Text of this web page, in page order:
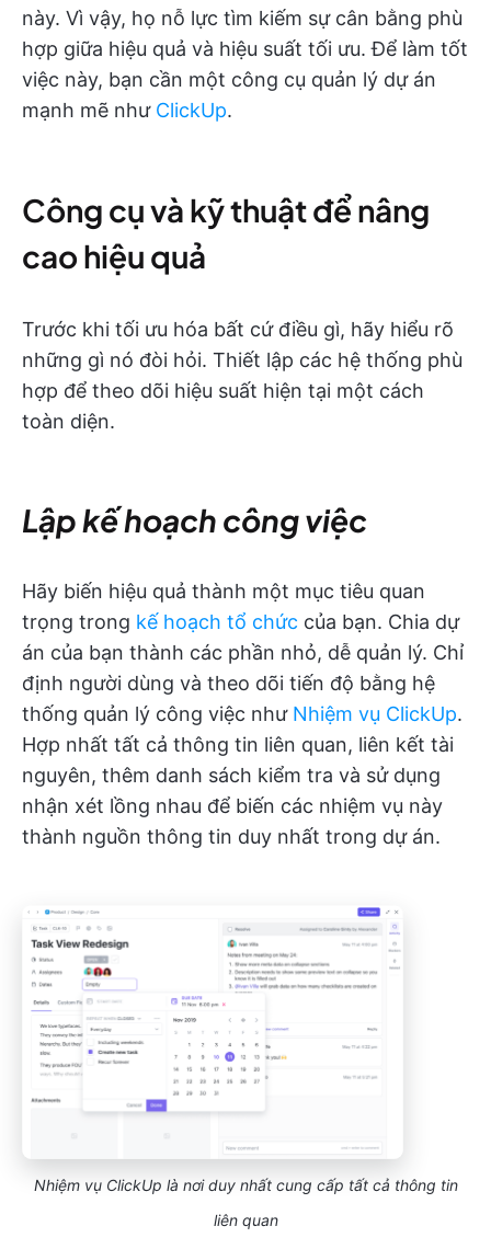
này. Vì vậy, họ nỗ lực tìm kiếm sự cân bằng phù
hợp giữa hiệu quả và hiệu suất tối ưu. Để làm tốt
việc này, bạn cần một công cụ quản lý dự án
mạnh mẽ như ClickUp.
Công cụ và kỹ thuật để nâng
cao hiệu quả
Trước khi tối ưu hóa bất cứ điều gì, hãy hiểu rõ
những gì nó đòi hỏi. Thiết lập các hệ thống phù
hợp để theo dõi hiệu suất hiện tại một cách
toàn diện.
Lập kế hoạch công việc
Hãy biến hiệu quả thành một mục tiêu quan
trọng trong kế hoạch tổ chức của bạn. Chia dự
án của bạn thành các phần nhỏ, dễ quản lý. Chỉ
định người dùng và theo dõi tiến độ bằng hệ
thống quản lý công việc như Nhiệm vụ ClickUp.
Hợp nhất tất cả thông tin liên quan, liên kết tài
nguyên, thêm danh sách kiểm tra và sử dụng
nhận xét lồng nhau để biến các nhiệm vụ này
thành nguồn thông tin duy nhất trong dự án.
Nhiệm vụ ClickUp là nơi duy nhất cung cấp tất cả thông tin
liên quan